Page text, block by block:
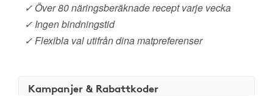
✓ Över 80 näringsberäknade recept varje vecka
✓ Ingen bindningstid
✓ Flexibla val utifrån dina matpreferenser
Kampanjer & Rabattkoder